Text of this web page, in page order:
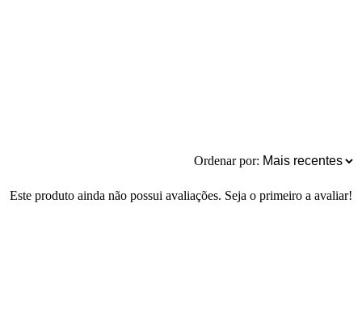
Ordenar por:
Este produto ainda não possui avaliações. Seja o primeiro a avaliar!